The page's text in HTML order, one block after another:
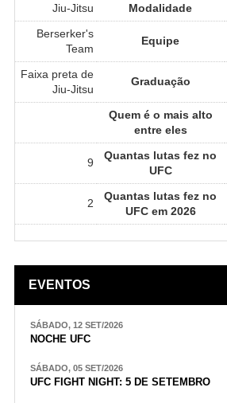
Jiu-Jitsu
Modalidade
Berserker's
Team
Equipe
Faixa preta de
Jiu-Jitsu
Graduação
Quem é o mais alto
entre eles
9
Quantas lutas fez no
UFC
2
Quantas lutas fez no
UFC em 2026
EVENTOS
SÁBADO, 12 SET/2026
NOCHE UFC
SÁBADO, 05 SET/2026
UFC FIGHT NIGHT: 5 DE SETEMBRO